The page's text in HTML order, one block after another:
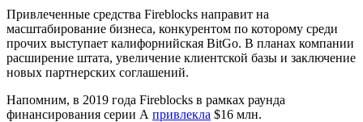
Привлеченные средства Fireblocks направит на
масштабирование бизнеса, конкурентом по которому среди
прочих выступает калифорнийская BitGo. В планах компании
расширение штата, увеличение клиентской базы и заключение
новых партнерских соглашений.
Напомним, в 2019 года Fireblocks в рамках раунда
финансирования серии А привлекла $16 млн.